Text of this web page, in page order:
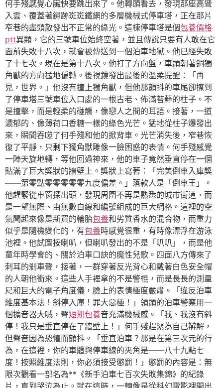
何手殘感覺心臟快要跳出來了。他轉頭看去，發現那座高聳
入雲、覆蓋著鏽跡斑斑鐵網的多層機械式停車塔，正在那片
窄巷的盡頭散發出不正常的綠光。這棟停車塔是個包養價格
ptt異類，它的三號車位始終空著，並且傳說只要有人敢在它
面前失敗十八次，就會被傳送到一個泊車地獄。他已經失敗
了十七次。現在是第十八次。他打了方向盤，車頭朝著銅獨
角獸的方向猛地偏轉。後視鏡發出最後的溫柔提醒：「再
見，世界。」他沒有撞上獨角獸，但他那顫抖的車尾卻擦到
了停車塔三號車位入口處的一根古老、佈滿苔蘚的柱子。不
是撞擊，而是輕柔的碰觸，像戀人之間的耳語。接著，一道
濃郁的、像薄荷口香糖一樣的綠色光芒。猛地從柱子爆發出
來，瞬間吞噬了何手殘和他的掀背車。光芒消失後，窄巷恢
復了平靜，只剩下獨角獸雕像一臉困惑的表情。何手殘感覺
一陣天旋地轉，等他回過神來，他的車子竟然垂直停在一個
貼滿了巨大獎狀的牆壁上。獎狀上寫著：「完美倒車入庫獎
——第零點零零零零零九度偏差。」落款人是「倒車王」。
他趕緊從車窗探出頭，發現周圍不再是熟悉的城市街道，而
是一望無際、由無數白線和編號組成的巨大網格。這裡的空
氣聞起來像是新買的輪胎包養和劣質香水的混合物，而重力
似乎是隨機變化的，有包養時感覺很重，有時像漂浮在游泳
池裡。他試圖按喇叭，但喇叭發出的不是「叭叭」，而是他
童年時學會的、關於泊車口訣的魔性兒歌。四面八方傳來了
刺耳的剎車聲，接著，一群穿著反光背心和戴著白色安全帽
的人朝他衝來。這些人手裡拿的不是警棍，而是長長的測量
尺和巨大的電子角度儀，臉上的表情極度嚴肅。「違反泊車
維度基本法！斜停入庫！罪大惡極！」領頭的泊車警察用一
個擴音器大喊，聲短期包養音充滿機械感。「我、我沒有斜
停！我只是垂直停在了牆壁上！」何手殘趕緊為自己辯解，
但聲音因為恐懼而顫抖。「垂直泊車？那是在第三次元的行
為，在這裡，你的車體與停車線的夾角是——八十九點七
度！按照維度法則，你必須接受懲罰！」懲罰的內容是：無
限次觀看一部名為**《新手泊車七百次失敗集錦》的紀錄
片，直到哭泣為止。就在這時，一輛像是從科幻電影裡開出